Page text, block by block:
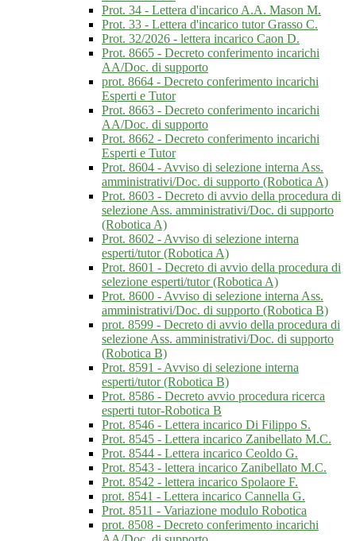
Prot. 34 - Lettera d'incarico A.A. Mason M.
Prot. 33 - Lettera d'incarico tutor Grasso C.
Prot. 32/2026 - lettera incarico Caon D.
Prot. 8665 - Decreto conferimento incarichi
AA/Doc. di supporto
prot. 8664 - Decreto conferimento incarichi
Esperti e Tutor
Prot. 8663 - Decreto conferimento incarichi
AA/Doc. di supporto
Prot. 8662 - Decreto conferimento incarichi
Esperti e Tutor
Prot. 8604 - Avviso di selezione interna Ass.
amministrativi/Doc. di supporto (Robotica A)
Prot. 8603 - Decreto di avvio della procedura di
selezione Ass. amministrativi/Doc. di supporto
(Robotica A)
Prot. 8602 - Avviso di selezione interna
esperti/tutor (Robotica A)
Prot. 8601 - Decreto di avvio della procedura di
selezione esperti/tutor (Robotica A)
Prot. 8600 - Avviso di selezione interna Ass.
amministrativi/Doc. di supporto (Robotica B)
prot. 8599 - Decreto di avvio della procedura di
selezione Ass. amministrativi/Doc. di supporto
(Robotica B)
Prot. 8591 - Avviso di selezione interna
esperti/tutor (Robotica B)
Prot. 8586 - Decreto avvio procedura ricerca
esperti tutor-Robotica B
Prot. 8546 - Lettera incarico Di Filippo S.
Prot. 8545 - Lettera incarico Zanibellato M.C.
Prot. 8544 - Lettera incarico Ceoldo G.
Prot. 8543 - lettera incarico Zanibellato M.C.
Prot. 8542 - lettera incarico Spolaore F.
prot. 8541 - Lettera incarico Cannella G.
Prot. 8511 - Variazione modulo Robotica
prot. 8508 - Decreto conferimento incarichi